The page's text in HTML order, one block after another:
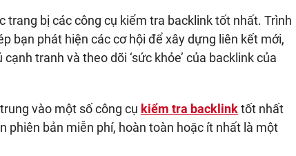
trang bị các công cụ kiểm tra backlink tốt nhất. Trình
bạn phát hiện các cơ hội để xây dựng liên kết mới,
tranh và theo dõi ‘sức khỏe’ của backlink của
vào một số công cụ kiểm tra backlinktốt nhất
phiên bản miễn phí, hoàn toàn hoặc ít nhất là một